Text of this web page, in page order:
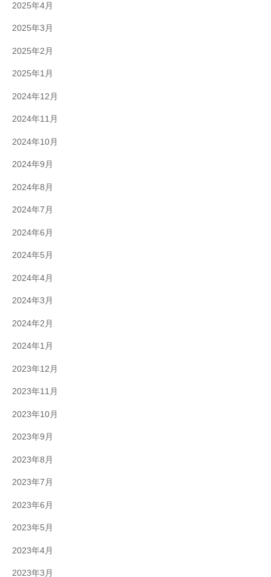
2025年4月
2025年3月
2025年2月
2025年1月
2024年12月
2024年11月
2024年10月
2024年9月
2024年8月
2024年7月
2024年6月
2024年5月
2024年4月
2024年3月
2024年2月
2024年1月
2023年12月
2023年11月
2023年10月
2023年9月
2023年8月
2023年7月
2023年6月
2023年5月
2023年4月
2023年3月